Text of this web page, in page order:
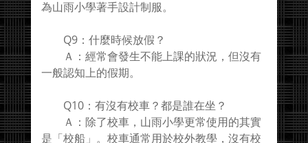
為山雨小學著手設計制服。
Q9：什麼時候放假？
Ａ：經常會發生不能上課的狀況，但沒有
一般認知上的假期。
Q10：有沒有校車？都是誰在坐？
Ａ：除了校車，山雨小學更常使用的其實
是「校船」。校車通常用於校外教學，沒有校